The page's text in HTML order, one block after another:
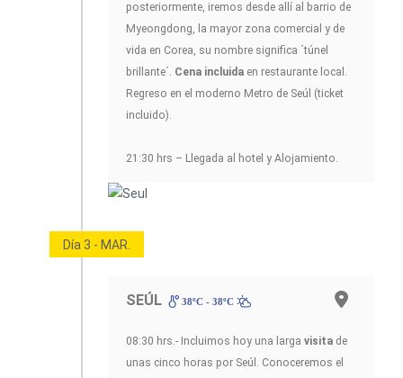
posteriormente, iremos desde allí al barrio de
Myeongdong, la mayor zona comercial y de
vida en Corea, su nombre significa ´túnel
brillante´. Cena incluida en restaurante local.
Regreso en el moderno Metro de Seúl (ticket
incluido).
21:30 hrs – Llegada al hotel y Alojamiento.
Día 3 - MAR.
SEÚL 38ºC - 38ºC
08:30 hrs.- Incluimos hoy una larga visita de
unas cinco horas por Seúl. Conoceremos el